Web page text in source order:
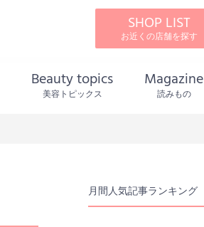
Beauty topics
美容トピックス
Magazine
読みもの
SHOP LIST
お近くの店舗を探す
月間人気記事ランキング